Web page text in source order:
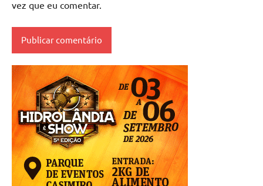
vez que eu comentar.